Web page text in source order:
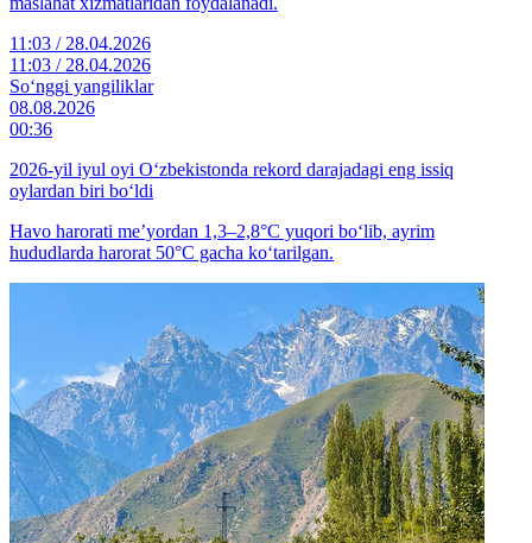
11:03 / 28.04.2026
11:03 / 28.04.2026
So‘nggi yangiliklar
08.08.2026
00:36
2026-yil iyul oyi O‘zbekistonda rekord darajadagi eng issiq
oylardan biri bo‘ldi
Havo harorati me’yordan 1,3–2,8°C yuqori bo‘lib, ayrim
hududlarda harorat 50°C gacha ko‘tarilgan.